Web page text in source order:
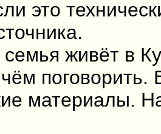
это
живёт в
материалы.